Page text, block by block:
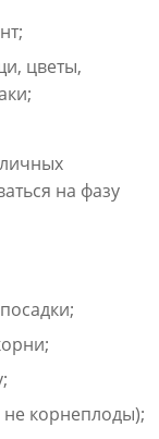
цветы,
на фазу
корнеплоды);